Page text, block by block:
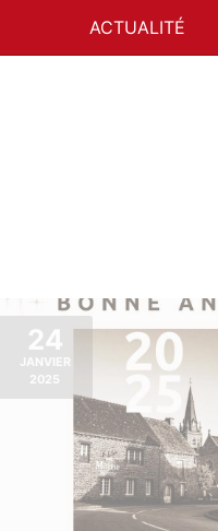
ACTUALITÉ
24
JANVIER
2025